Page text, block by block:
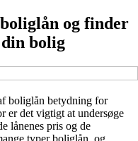
og finder
bolig
boliglån betydning for
er det vigtigt at undersøge
lånenes pris og de
typer boliglån, og